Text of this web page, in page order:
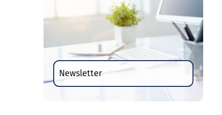
Newsletter